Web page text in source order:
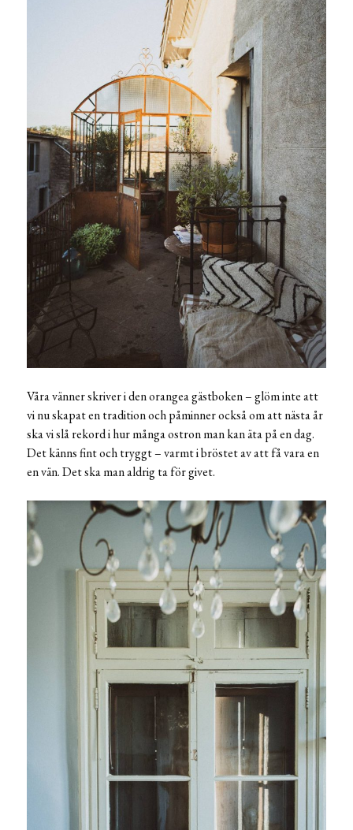
Våra vänner skriver i den orangea gästboken – glöm inte att
vi nu skapat en tradition och påminner också om att nästa år
ska vi slå rekord i hur många ostron man kan äta på en dag.
Det känns fint och tryggt – varmt i bröstet av att få vara en
en vän. Det ska man aldrig ta för givet.